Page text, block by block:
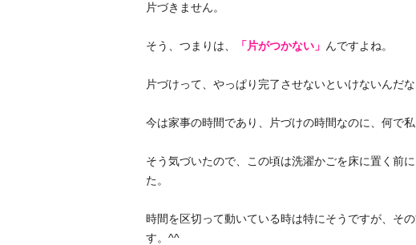
片づきません。
そう、つまりは、 「片がつかない」 んですよね。
片づけって、やっぱり完了させないといけないんだな
今は家事の時間であり、片づけの時間なのに、何で
そう気づいたので、この頃は洗濯かごを床に置く前
た。
時間を区切って動いている時は特にそうですが、そ
す。^^